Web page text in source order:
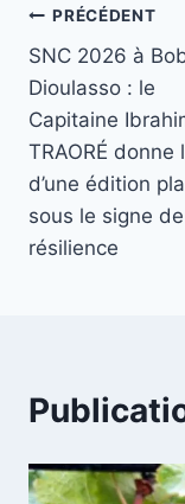
Navigation
de
l’article
PRÉCÉDENT
SNC 2026 à
Dioulasso : le
Capitaine
TRAORÉ donne
d’une édition
sous le signe
résilience